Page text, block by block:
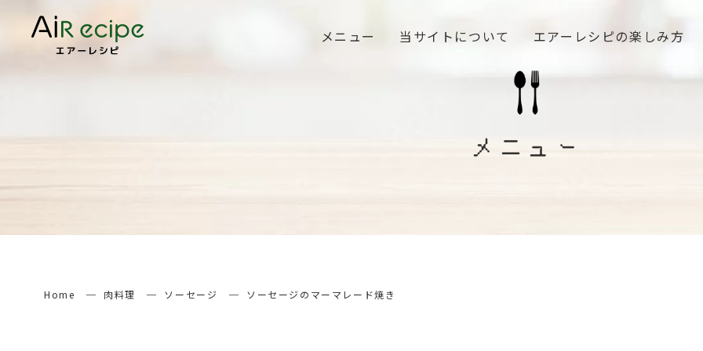
メニュー 当サイトについて エアーレシピの楽しみ方
メニュー
Home 肉料理 ソーセージ ソーセージのマーマレード焼き